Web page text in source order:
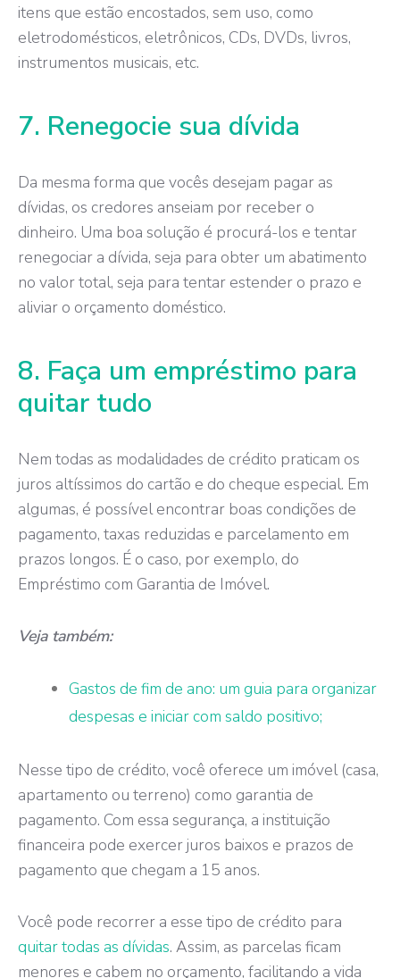
itens que estão encostados, sem uso, como
eletrodomésticos, eletrônicos, CDs, DVDs, livros,
instrumentos musicais, etc.
7. Renegocie sua dívida
Da mesma forma que vocês desejam pagar as
dívidas, os credores anseiam por receber o
dinheiro. Uma boa solução é procurá-los e tentar
renegociar a dívida, seja para obter um abatimento
no valor total, seja para tentar estender o prazo e
aliviar o orçamento doméstico.
8. Faça um empréstimo para
quitar tudo
Nem todas as modalidades de crédito praticam os
juros altíssimos do cartão e do cheque especial. Em
algumas, é possível encontrar boas condições de
pagamento, taxas reduzidas e parcelamento em
prazos longos. É o caso, por exemplo, do
Empréstimo com Garantia de Imóvel.
Veja também:
Gastos de fim de ano: um guia para organizar
despesas e iniciar com saldo positivo;
Nesse tipo de crédito, você oferece um imóvel (casa,
apartamento ou terreno) como garantia de
pagamento. Com essa segurança, a instituição
financeira pode exercer juros baixos e prazos de
pagamento que chegam a 15 anos.
Você pode recorrer a esse tipo de crédito para
quitar todas as dívidas. Assim, as parcelas ficam
menores e cabem no orçamento, facilitando a vida